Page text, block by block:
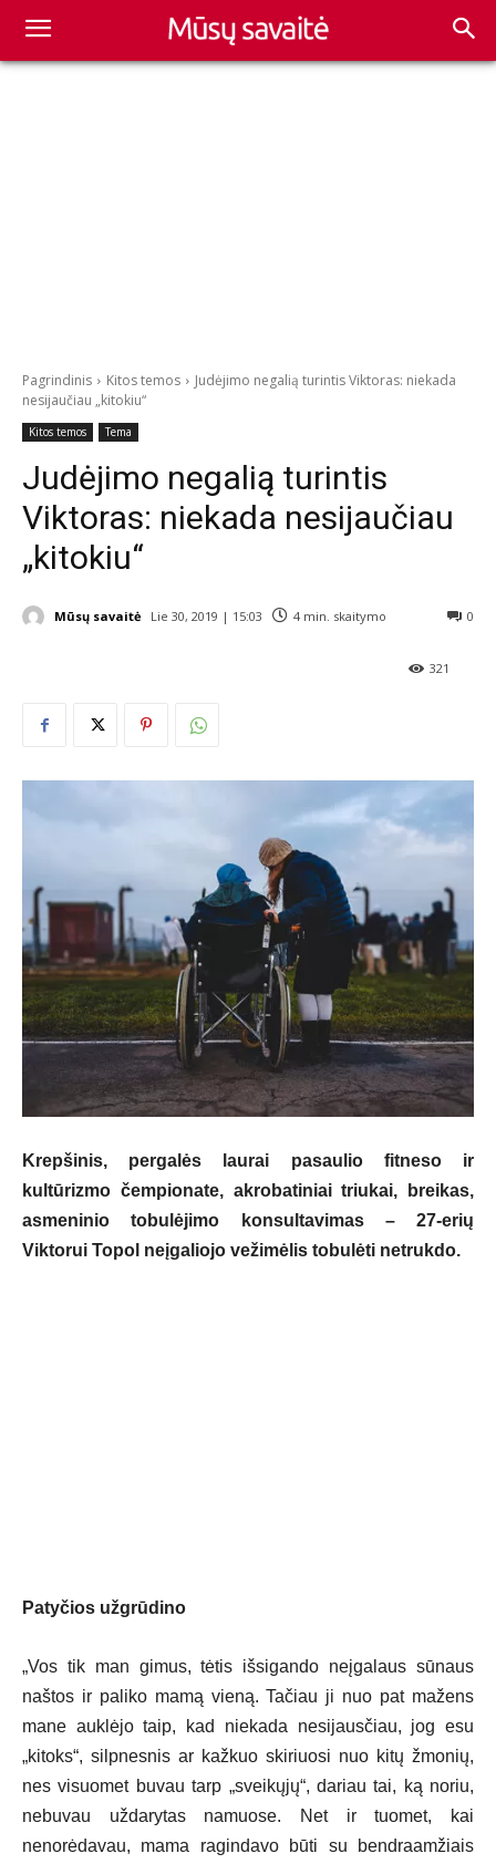
Pagrindinis Kitos temos
Judėjimo negalią turintis Viktoras: niekada
nesijaučiau „kitokiu“
Kitos temos Tema
Judėjimo negalią turintis
Viktoras: niekada nesijaučiau
„kitokiu“
Mūsų savaitė Lie 30, 2019 | 15:03 4 min. skaitymo 0
321
Krepšinis, pergalės laurai pasaulio fitneso ir
kultūrizmo čempionate, akrobatiniai triukai, breikas,
asmeninio tobulėjimo konsultavimas – 27-erių
Viktorui Topol neįgaliojo vežimėlis tobulėti netrukdo.
Patyčios užgrūdino
„Vos tik man gimus, tėtis išsigando neįgalaus sūnaus
naštos ir paliko mamą vieną. Tačiau ji nuo pat mažens
mane auklėjo taip, kad niekada nesijausčiau, jog esu
„kitoks“, silpnesnis ar kažkuo skiriuosi nuo kitų žmonių,
nes visuomet buvau tarp „sveikųjų“, dariau tai, ką noriu,
nebuvau uždarytas namuose. Net ir tuomet, kai
nenorėdavau, mama ragindavo būti su bendraamžiais